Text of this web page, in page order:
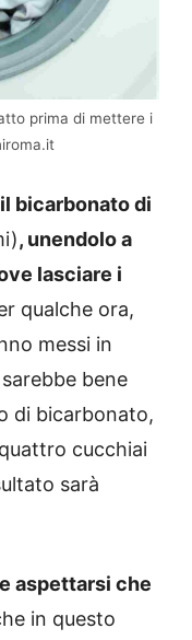
prima di mettere i
bicarbonato di
, unendolo a
lasciare i
qualche ora,
messi in
bene
di bicarbonato,
cucchiai
sarà
aspettarsi che
in questo